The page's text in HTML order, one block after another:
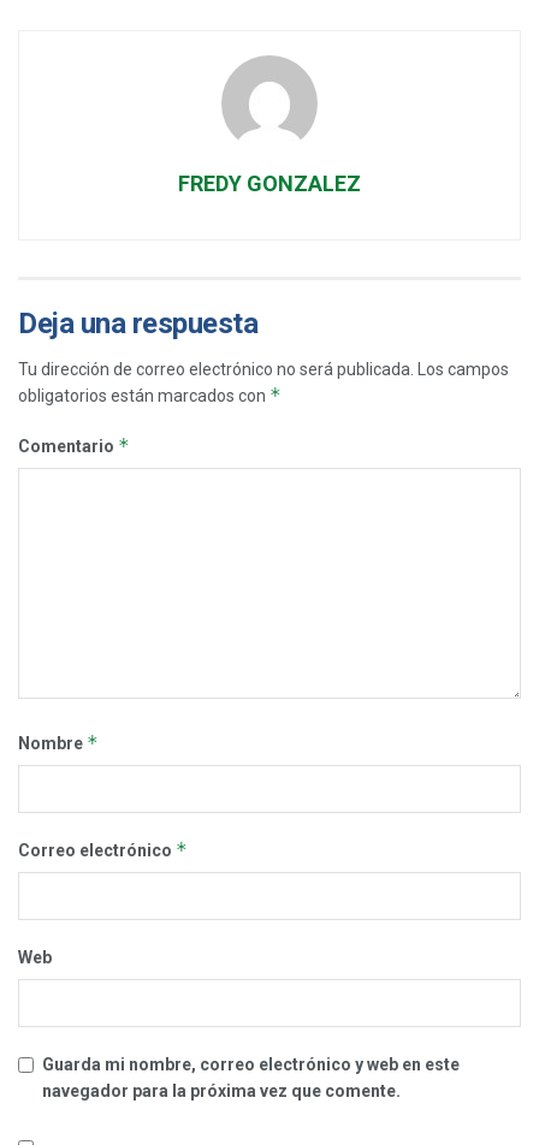
FREDY GONZALEZ
Deja una respuesta
Tu dirección de correo electrónico no será publicada.
Los campos
obligatorios están marcados con *
Comentario *
Nombre *
Correo electrónico *
Web
Guarda mi nombre, correo electrónico y web en este
navegador para la próxima vez que comente.